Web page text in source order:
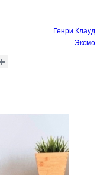
Генри Клауд
Эксмо